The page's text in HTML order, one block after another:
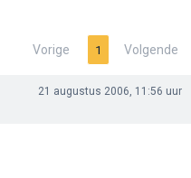
Vorige 1 Volgende
21 augustus 2006, 11:56 uur